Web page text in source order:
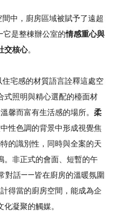
中，廚房區域被賦予了遠超
是整棟辦公室的情感重心與
交核心。
宅感的材質語言詮釋這處空
式照明與精心選配的檯面材
馨而富有生活感的場所。 柔
性色調的背景中形成視覺焦
的識別性，同時與全案的天
。非正式的會面、短暫的午
對話——皆在廚房的溫暖氛圍
得當的廚房空間，能成為企
凝聚的觸媒。